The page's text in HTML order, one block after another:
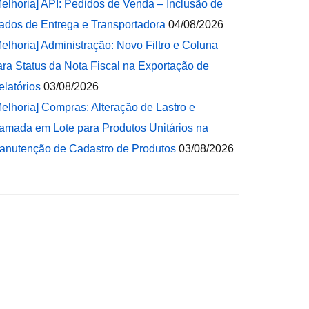
API: Pedidos de Venda – Inclusão de
de Entrega e Transportadora 04/08/2026
Administração: Novo Filtro e Coluna
Status da Nota Fiscal na Exportação de
03/08/2026
Compras: Alteração de Lastro e
em Lote para Produtos Unitários na
de Cadastro de Produtos 03/08/2026